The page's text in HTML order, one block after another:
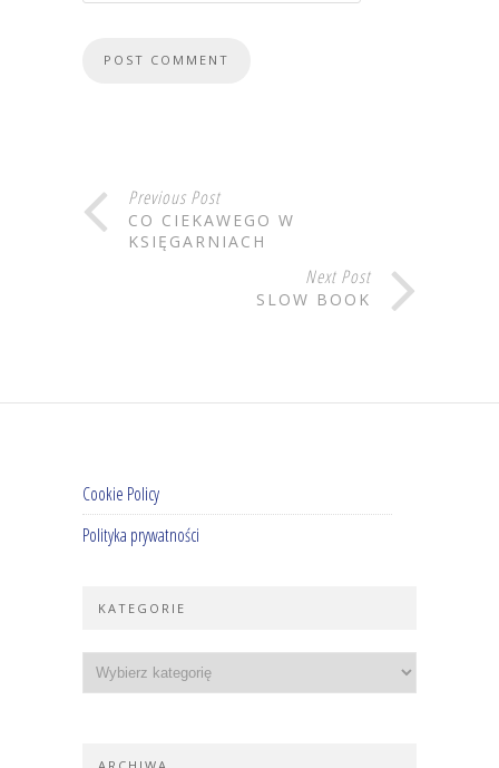
Previous Post
CO CIEKAWEGO W
KSIĘGARNIACH
Next Post
SLOW BOOK
Cookie Policy
Polityka prywatności
KATEGORIE